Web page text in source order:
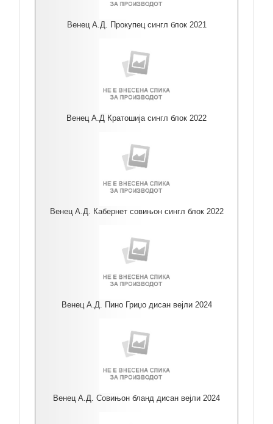
Венец А.Д. Прокупец сингл блок 2021
Венец А.Д Кратошија сингл блок 2022
Венец А.Д. Кабернет совињон сингл блок 2022
Венец А.Д. Пино Гриџо дисан вејли 2024
Венец А.Д. Совињон бланд дисан вејли 2024